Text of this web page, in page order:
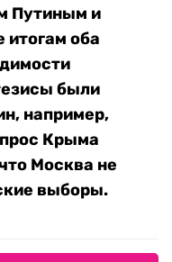
Путиным и
оба
были
например,
Крыма
Москва не
выборы.